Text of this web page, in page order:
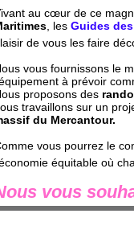
au cœur de ce
, les Guides
de vous les faire
vous fournissons le
à prévoir
proposons des
travaillons sur un
du Mercantour.
vous pourrez le
équitable où
vous